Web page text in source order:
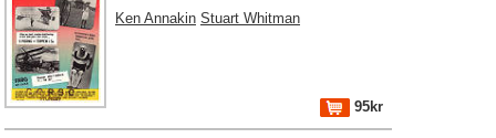
Ken Annakin Stuart Whitman
95kr